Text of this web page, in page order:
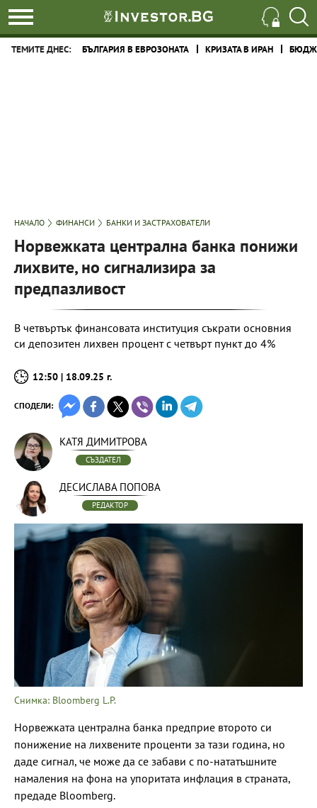
ТЕМИТЕ ДНЕС: БЪЛГАРИЯ В ЕВРОЗОНАТА КРИЗАТА В ИРАН
НАЧАЛО ФИНАНСИ БАНКИ И ЗАСТРАХОВАТЕЛИ
Норвежката централна банка понижи
лихвите, но сигнализира за
предпазливост
В четвъртък финансовата институция съкрати основния
си депозитен лихвен процент с четвърт пункт до 4%
12:50 | 18.09.25 г.
СПОДЕЛИ:
КАТЯ ДИМИТРОВА
СЪЗДАТЕЛ
ДЕСИСЛАВА ПОПОВА
РЕДАКТОР
Снимка: Bloomberg L.P.
Норвежката централна банка предприе второто си
понижение на лихвените проценти за тази година, но
даде сигнал, че може да се забави с по-нататъшните
намаления на фона на упоритата инфлация в страната,
предаде Bloomberg.